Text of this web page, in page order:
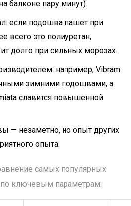
балконе пару минут).
если подошва пашет при
всего это полиуретан,
долго при сильных морозах.
например, Vibram
зимними подошвами, а
славится повышенной
— незаметно, но опыт других
опыта.
самых популярных
ключевым параметрам: